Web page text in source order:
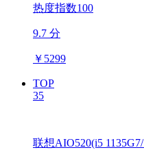
热度指数100
9.7 分
￥ 5299
TOP
35
联想AIO520(i5